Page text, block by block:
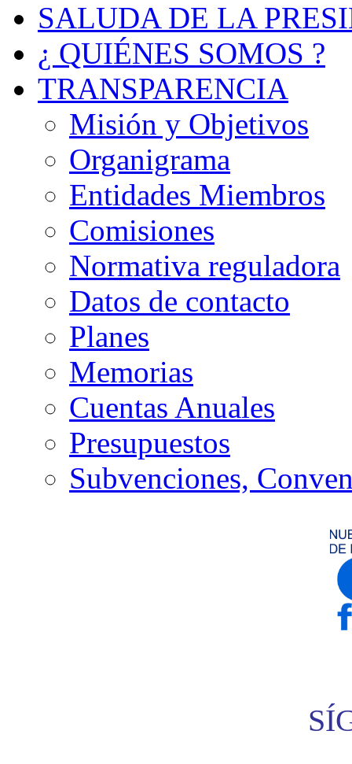
SALUDA DE LA
¿ QUIÉNES SOMOS ?
TRANSPARENCIA
Misión y Objetivos
Organigrama
Entidades Miembros
Comisiones
Normativa reguladora
Datos de contacto
Planes
Memorias
Cuentas Anuales
Presupuestos
Subvenciones,